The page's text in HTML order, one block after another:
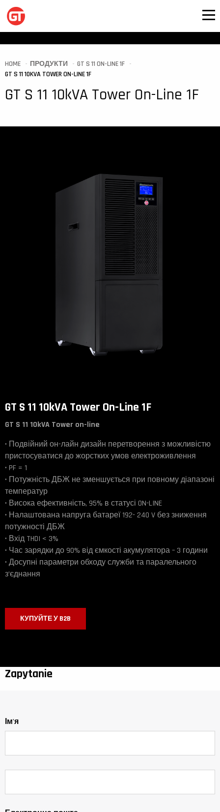
HOME ПРОДУКТИ
GT S 11 ON-LINE 1F
GT S 11 10KVA TOWER ON-LINE 1F
GT S 11 10kVA Tower On-Line 1F
GT S 11 10kVA Tower On-Line 1F
GT S 11 10kVA Tower on-line
• Подвійний он-лайн дизайн перетворення з можливістю
пристосуватися до жорстких умов електроживлення
• PF = 1
• Потужність ДБЖ не зменшується при повному діапазоні
температур
• Висока ефективність, 95% в статусі ON-LINE
• Налаштована напруга батареї 192- 240 V без зниження
потужності ДБЖ
• Вхід THDI < 3%
• Час зарядки до 90% від ємкості акумулятора – 3 години
• Досупні параметри обходу служби та паралельного
з’єднання
КУПУЙТЕ У B2B
Zapytanie
Ім'я